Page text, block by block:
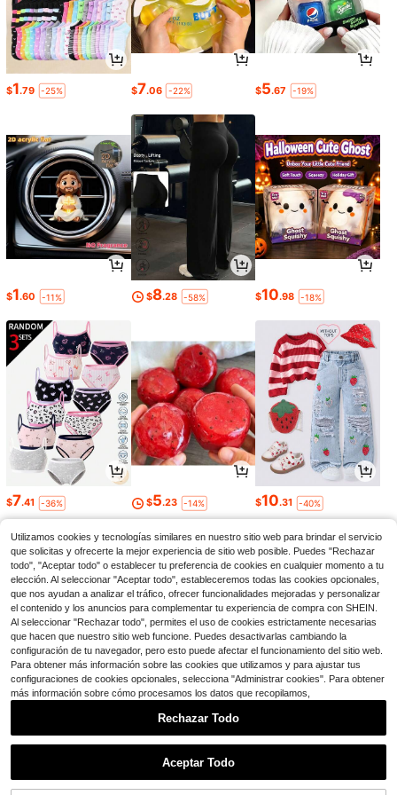
1
$1.79 -25% $7.06 -22% $5.67 -19%
$1.60 -11% $8.28 -58% $10.98 -18%
$7.41 -36% $5.23 -14% $10.31 -40%
Utilizamos cookies y tecnologías similares en nuestro sitio web para brindar el servicio
que solicitas y ofrecerte la mejor experiencia de sitio web posible. Puedes "Rechazar
todo", "Aceptar todo" o establecer tu preferencia de cookies en cualquier momento a tu
elección. Al seleccionar "Aceptar todo", estableceremos todas las cookies opcionales,
que nos ayudan a analizar el tráfico, ofrecer funcionalidades mejoradas y personalizar
el contenido y los anuncios para complementar tu experiencia de compra con SHEIN.
Al seleccionar "Rechazar todo", permites el uso de cookies estrictamente necesarias
que hacen que nuestro sitio web funcione. Puedes desactivarlas cambiando la
configuración de tu navegador, pero esto puede afectar el funcionamiento del sitio web.
Para obtener más información sobre las cookies que utilizamos y para ajustar tus
configuraciones de cookies opcionales, selecciona "Administrar cookies". Para obtener
más información sobre cómo procesamos los datos que recopilamos,
Rechazar Todo
Aceptar Todo